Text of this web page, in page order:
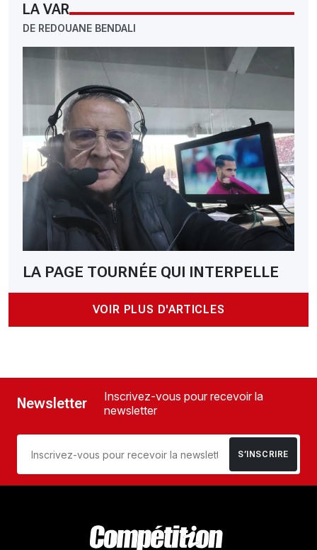
LA VAR
DE REDOUANE BENDALI
LA PAGE TOURNÉE QUI INTERPELLE
VOIR PLUS D'ARTICLES
Newsletter
Inscrivez-vous pour recevoir la
newsletter
S’INSCRIRE